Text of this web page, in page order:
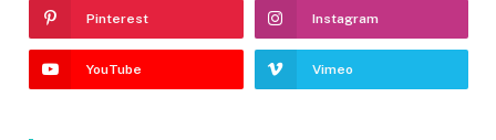
Pinterest Instagram
YouTube Vimeo